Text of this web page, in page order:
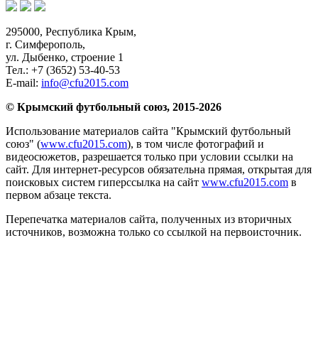
295000, Республика Крым,
г. Симферополь,
ул. Дыбенко, строение 1
Тел.: +7 (3652) 53-40-53
E-mail: info@cfu2015.com
© Крымский футбольный союз, 2015-2026
Использование материалов сайта "Крымский футбольный
союз" (www.cfu2015.com), в том числе фотографий и
видеосюжетов, разрешается только при условии ссылки на
сайт. Для интернет-ресурсов обязательна прямая, открытая для
поисковых систем гиперссылка на сайт www.cfu2015.com в
первом абзаце текста.
Перепечатка материалов сайта, полученных из вторичных
источников, возможна только со ссылкой на первоисточник.